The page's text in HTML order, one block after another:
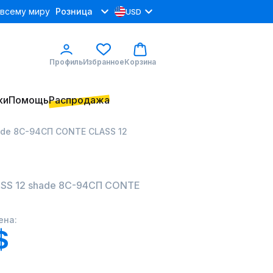
миру Розница USD
ПрофильИзбранноеКорзина
ПомощьРаспродажа
8С-94СП CONTE CLASS 12
12 shade 8С-94СП CONTE